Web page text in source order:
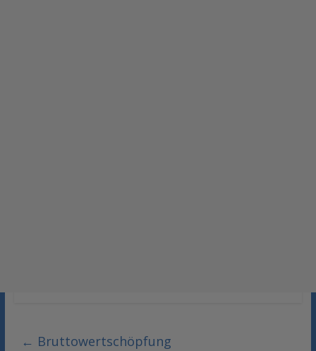
← Bruttowertschöpfung